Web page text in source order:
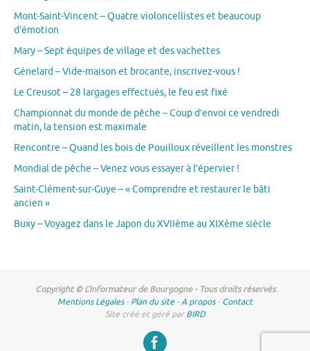
Mont-Saint-Vincent – Quatre violoncellistes et beaucoup
d’émotion
Mary – Sept équipes de village et des vachettes
Génelard – Vide-maison et brocante, inscrivez-vous !
Le Creusot – 28 largages effectués, le feu est fixé
Championnat du monde de pêche – Coup d’envoi ce vendredi
matin, la tension est maximale
Rencontre – Quand les bois de Pouilloux réveillent les monstres
Mondial de pêche – Venez vous essayer à l’épervier !
Saint-Clément-sur-Guye – « Comprendre et restaurer le bâti
ancien »
Buxy – Voyagez dans le Japon du XVIIème au XIXème siècle
Copyright © L'informateur de Bourgogne - Tous droits réservés
Mentions Légales- Plan du site -A propos- Contact
Site créé et géré parBIRD